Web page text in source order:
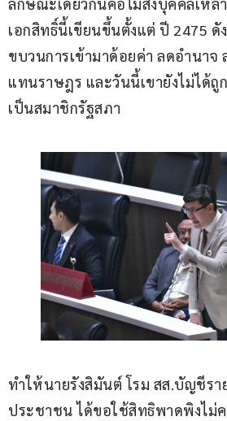
ลักษณะเดียวกันคือไม่ส่งบุคคลเหล่
เอกสิทธิ์นี้เขียนขึ้นตั้งแต่ ปี 2475
ขบวนการเข้ามาด้อยค่า ลดอำนาจ
แทนราษฎร และวันนี้เขายังไม่ได้ถู
เป็นสมาชิกรัฐสภา
ทำให้นายรังสิมันต์ โรม สส.บัญชีร
ประชาชน ได้ขอใช้สิทธิพาดพิงไม่